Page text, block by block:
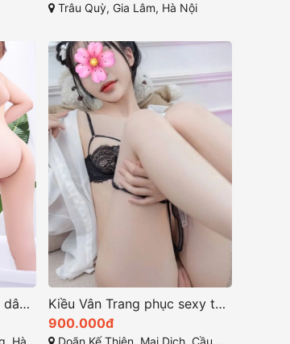
Trâu Quỳ, Gia Lâm, Hà Nội
Hải Anh gái gọi hà đông dâm đãng
Nội
Kiều Vân Trang phục sexy tôn lên những đường nét tinh tế
900.000đ
Doãn Kế Thiện, Mai Dịch, Cầu Giấy, Hà Nội